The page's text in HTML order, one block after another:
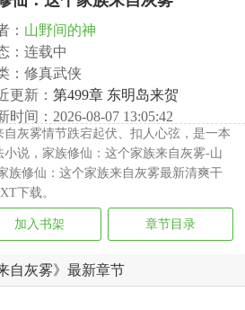
： 山野间的神
：连载中
：修真武侠
更新： 第499章 东明岛来贺
时间：2026-08-07 13:05:42
灰雾情节跌宕起伏、扣人心弦，是一本
说，家族修仙：这个家族来自灰雾-山
族修仙：这个家族来自灰雾最新清爽干
下载。
加入书架 章节目录
自灰雾》最新章节